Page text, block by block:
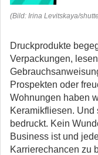
(Bild: Irina Levitskaya/
Druckprodukte
Verpackungen,
Prospekten oder
Wohnungen haben
Keramikfliesen. Und
bedruckt. Kein
Business ist und
Karrierechancen zu